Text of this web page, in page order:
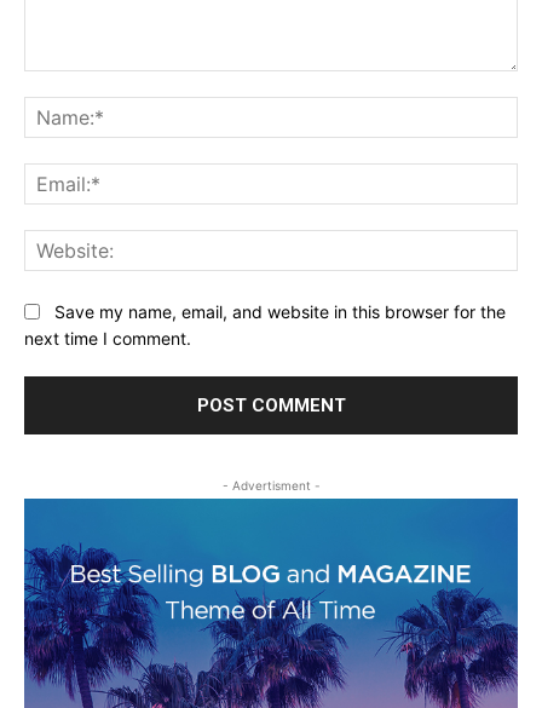
Save my name, email, and website in this browser for the
next time I comment.
- Advertisment -